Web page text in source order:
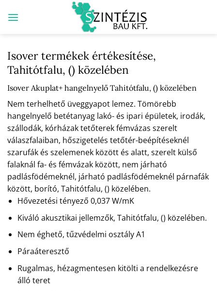
Isover termékek értékesítése,
Tahitótfalu, () közelében
Isover Akuplat+ hangelnyelő Tahitótfalu, () közelében
Nem terhelhető üveggyapot lemez. Tömörebb
hangelnyelő betétanyag lakó- és ipari épületek, irodák,
szállodák, kórházak tetőterek fémvázas szerelt
válaszfalaiban, hőszigetelés tetőtér-beépítéseknél
szarufák és szelemenek között és alatt, szerelt külső
falaknál fa- és fémvázak között, nem járható
padlásfödémeknél, járható padlásfödémeknél párnafák
között, borító, Tahitótfalu, () közelében.
Hővezetési tényező 0,037 W/mK
Kiváló akusztikai jellemzők, Tahitótfalu, () közelében.
Nem éghető, tűzvédelmi osztály A1
Páraáteresztő
Rugalmas, hézagmentesen kitölti a rendelkezésre
álló teret